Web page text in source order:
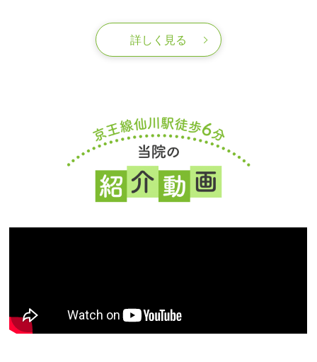
詳しく見る